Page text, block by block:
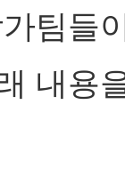
팀들
내용